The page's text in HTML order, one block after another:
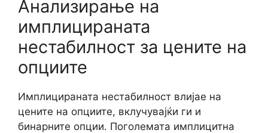
Анализирање на
имплицираната
нестабилност за цените на
опциите
Имплицираната нестабилност влијае на
цените на опциите, вклучувајќи ги и
бинарните опции. Поголемата имплицитна